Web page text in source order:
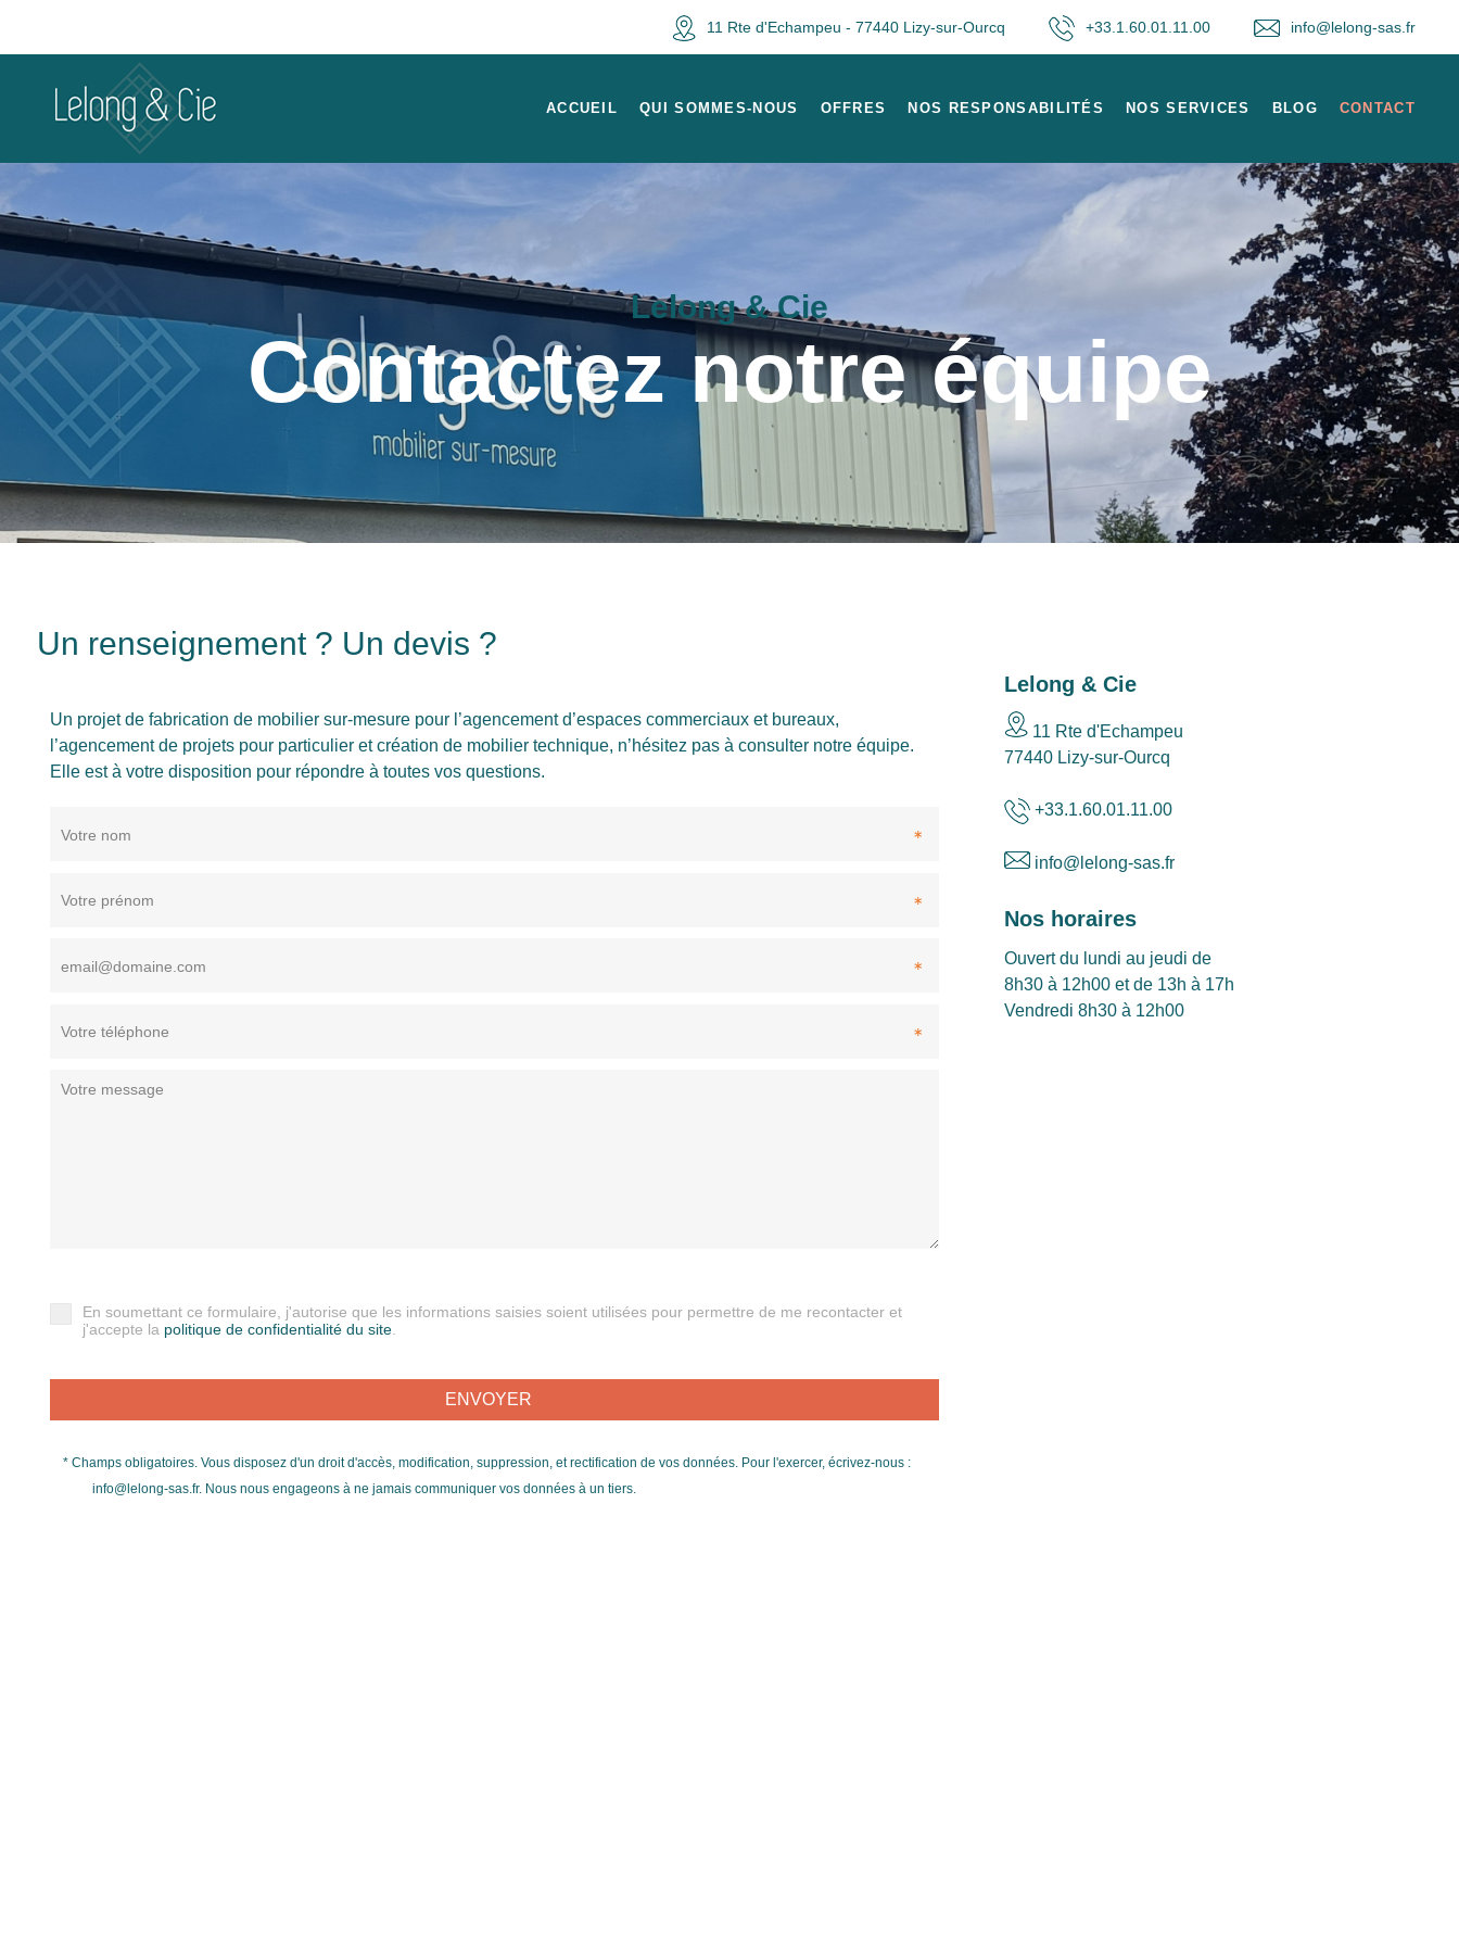
Lelong & Cie
Contactez notre équipe
11 Rte d'Echampeu - 77440 Lizy-sur-Ourcq +33.1.60.01.11.00 info@lelong-sas.fr
ACCUEIL QUI SOMMES-NOUS OFFRES NOS RESPONSABILITÉS NOS SERVICES BLOG CONTACT
Un renseignement ? Un devis ?
Un projet de fabrication de mobilier sur-mesure pour l’agencement d’espaces commerciaux et bureaux,
l’agencement de projets pour particulier et création de mobilier technique, n’hésitez pas à consulter notre équipe.
Elle est à votre disposition pour répondre à toutes vos questions.
En soumettant ce formulaire, j'autorise que les informations saisies soient utilisées pour permettre de me recontacter et
j'accepte la politique de confidentialité du site
* Champs obligatoires. Vous disposez d'un droit d'accès, modification, suppression, et rectification de vos données. Pour l'exercer, écrivez-nous :
info@lelong-sas.fr. Nous nous engageons à ne jamais communiquer vos données à un tiers.
Lelong & Cie
11 Rte d'Echampeu
77440 Lizy-sur-Ourcq
+33.1.60.01.11.00
info@lelong-sas.fr
Nos horaires
Ouvert du lundi au jeudi de
8h30 à 12h00 et de 13h à 17h
Vendredi 8h30 à 12h00